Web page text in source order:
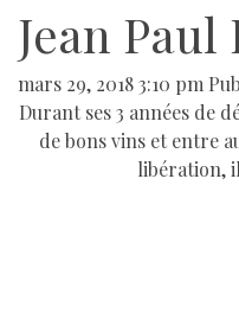
Jean
mars 29, 2018 3:10 pm
Durant ses 3 années de
de bons vins et entre
libération,